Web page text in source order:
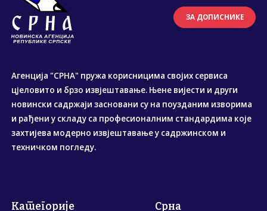
ЗА ДОПИСНИКЕ
Агенција "СРНА" пружа корисницима својих сервиса
цјеловито и брзо извјештавање. Њене вијести и други
новински садржаји засновани су на поузданим изворима
и рађени у складу са професионалним стандардима које
захтијева модерно извјештавање у садржинском и
техничком погледу.
Категорије Срна